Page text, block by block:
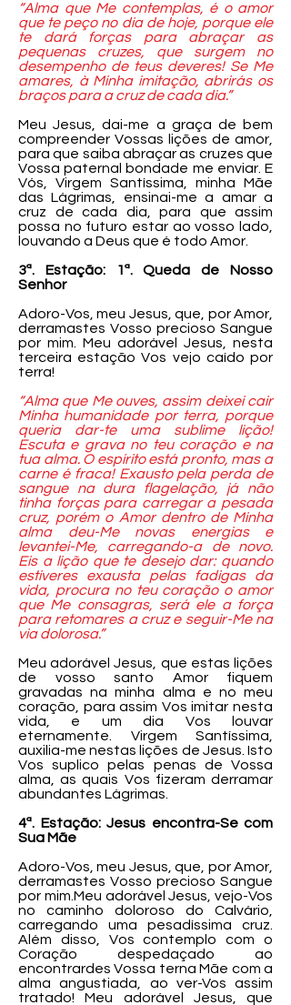
“Alma que Me contemplas, é o amor
que te peço no dia de hoje, porque ele
te dará forças para abraçar as
pequenas cruzes, que surgem no
desempenho de teus deveres! Se Me
amares, à Minha imitação, abrirás os
braços para a cruz de cada dia.”
Meu Jesus, dai-me a graça de bem
compreender Vossas lições de amor,
para que saiba abraçar as cruzes que
Vossa paternal bondade me enviar. E
Vós, Virgem Santíssima, minha Mãe
das Lágrimas, ensinai-me a amar a
cruz de cada dia, para que assim
possa no futuro estar ao vosso lado,
louvando a Deus que é todo Amor.
3ª. Estação: 1ª. Queda de Nosso
Senhor
Adoro-Vos, meu Jesus, que, por Amor,
derramastes Vosso precioso Sangue
por mim. Meu adorável Jesus, nesta
terceira estação Vos vejo caído por
terra!
“Alma que Me ouves, assim deixei cair
Minha humanidade por terra, porque
queria dar-te uma sublime lição!
Escuta e grava no teu coração e na
tua alma. O espírito está pronto, mas a
carne é fraca! Exausto pela perda de
sangue na dura flagelação, já não
tinha forças para carregar a pesada
cruz, porém o Amor dentro de Minha
alma deu-Me novas energias e
levantei-Me, carregando-a de novo.
Eis a lição que te desejo dar: quando
estiveres exausta pelas fadigas da
vida, procura no teu coração o amor
que Me consagras, será ele a força
para retomares a cruz e seguir-Me na
via dolorosa.”
Meu adorável Jesus, que estas lições
de vosso santo Amor fiquem
gravadas na minha alma e no meu
coração, para assim Vos imitar nesta
vida, e um dia Vos louvar
eternamente. Virgem Santíssima,
auxilia-me nestas lições de Jesus. Isto
Vos suplico pelas penas de Vossa
alma, as quais Vos fizeram derramar
abundantes Lágrimas.
4ª. Estação: Jesus encontra-Se com
Sua Mãe
Adoro-Vos, meu Jesus, que, por Amor,
derramastes Vosso precioso Sangue
por mim.Meu adorável Jesus, vejo-Vos
no caminho doloroso do Calvário,
carregando uma pesadíssima cruz.
Além disso, Vos contemplo com o
Coração despedaçado ao
encontrardes Vossa terna Mãe com a
alma angustiada, ao ver-Vos assim
tratado! Meu adorável Jesus, que